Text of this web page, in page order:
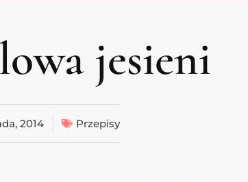
jesieni
2014 Przepisy